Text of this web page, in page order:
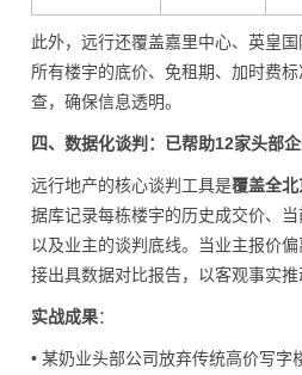
此外，远行还覆盖嘉里中心、英皇国
所有楼宇的底价、免租期、加时费
查，确保信息透明。
四、数据化谈判：已帮助12家头部
远行地产的核心谈判工具是覆盖全
据库记录每栋楼宇的历史成交价、
以及业主的谈判底线。当业主报价
接出具数据对比报告，以客观事实推
实战成果：
• 某奶业头部公司放弃传统高价写字